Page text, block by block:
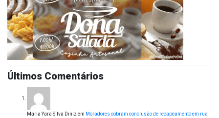
Últimos Comentários
Maria Yara Silva Diniz em Moradores cobram conclusão de recapeamento em rua